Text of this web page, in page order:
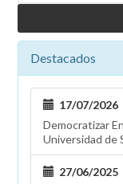
Destacados
17/07/2026
Democratizar
Universidad de
27/06/2025